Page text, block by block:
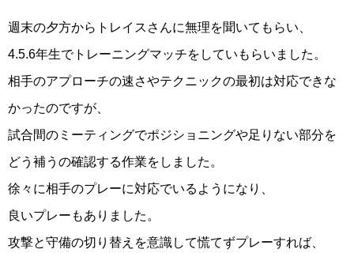
週末の夕方からトレイスさんに無理を聞いてもらい、
4.5.6年生でトレーニングマッチをしていもらいました。
相手のアプローチの速さやテクニックの最初は対応できな
かったのですが、
試合間のミーティングでポジショニングや足りない部分を
どう補うの確認する作業をしました。
徐々に相手のプレーに対応でいるようになり、
良いプレーもありました。
攻撃と守備の切り替えを意識して慌てずプレーすれば、